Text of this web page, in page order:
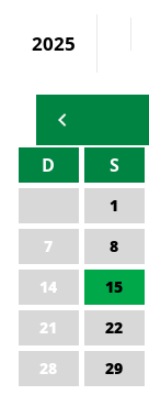
2025
D S
1
7
8
14
15
21
22
28
29